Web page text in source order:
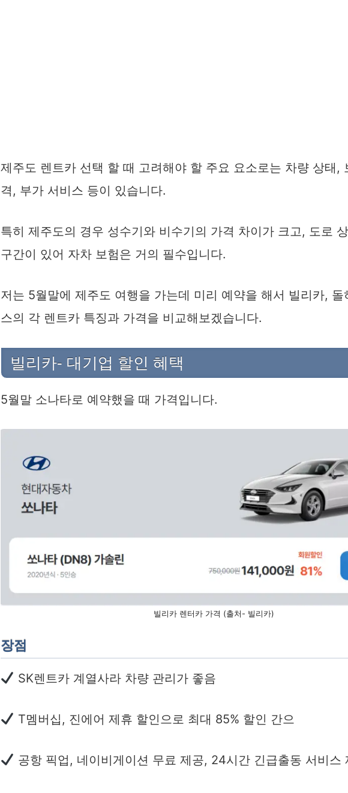
제주도 렌트카 선택 할 때 고려해야 할 주요 요소로는 차량 상태,
격, 부가 서비스 등이 있습니다.
특히 제주도의 경우 성수기와 비수기의 가격 차이가 크고, 도로
구간이 있어 자차 보험은 거의 필수입니다.
저는 5월말에 제주도 여행을 가는데 미리 예약을 해서 빌리카,
스의 각 렌트카 특징과 가격을 비교해보겠습니다.
빌리카- 대기업 할인 혜택
5월말 소나타로 예약했을 때 가격입니다.
빌리카 렌터카 가격 (출처- 빌리카)
장점
SK렌트카 계열사라 차량 관리가 좋음
T멤버십, 진에어 제휴 할인으로 최대 85% 할인 간으
공항 픽업, 네이비게이션 무료 제공, 24시간 긴급출동 서비스